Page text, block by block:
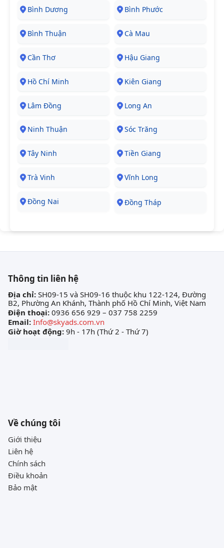
Bình Dương Bình Phước
Bình Thuận Cà Mau
Cần Thơ Hậu Giang
Hồ Chí Minh Kiên Giang
Lâm Đồng Long An
Ninh Thuận Sóc Trăng
Tây Ninh Tiền Giang
Trà Vinh Vĩnh Long
Đồng Nai Đồng Tháp
Thông tin liên hệ
Địa chỉ: SH09-15 và SH09-16 thuộc khu 122-124, Đường
B2, Phường An Khánh, Thành phố Hồ Chí Minh, Việt Nam
Điện thoại: 0936 656 929 – 037 758 2259
Email: Info@skyads.com.vn
Giờ hoạt động: 9h - 17h (Thứ 2 - Thứ 7)
Về chúng tôi
Giới thiệu
Liên hệ
Chính sách
Điều khoản
Bảo mật